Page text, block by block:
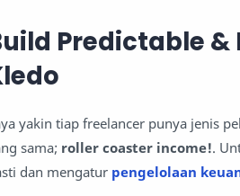
Predictable
yakin tiap freelancer punya jenis
sama; roller coaster income!.
dan mengatur pengelolaan